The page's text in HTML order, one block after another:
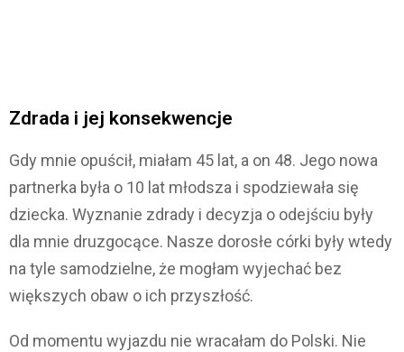
Zdrada i jej konsekwencje
Gdy mnie opuścił, miałam 45 lat, a on 48. Jego nowa
partnerka była o 10 lat młodsza i spodziewała się
dziecka. Wyznanie zdrady i decyzja o odejściu były
dla mnie druzgocące. Nasze dorosłe córki były wtedy
na tyle samodzielne, że mogłam wyjechać bez
większych obaw o ich przyszłość.
Od momentu wyjazdu nie wracałam do Polski. Nie